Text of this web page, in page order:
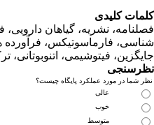
کلیدی
نشریه، گیاهان دارویی،
فارماسوتیکس، فرآورده
فیتوشیمی، اتنوبوتانی،
در مورد عملکرد پایگاه چیست؟
متوسط